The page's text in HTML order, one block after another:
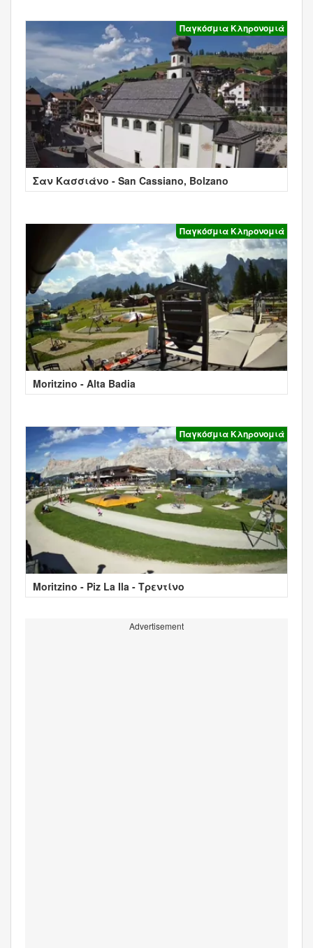
Παγκόσμια Κληρονομιά
Σαν Κασσιάνο - San Cassiano, Bolzano
Παγκόσμια Κληρονομιά
Moritzino - Alta Badia
Παγκόσμια Κληρονομιά
Moritzino - Piz La Ila - Τρεντίνο
Advertisement